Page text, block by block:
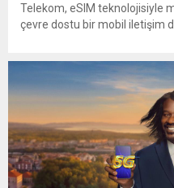
Telekom, eSIM teknolojisiyle
çevre dostu bir mobil iletişim